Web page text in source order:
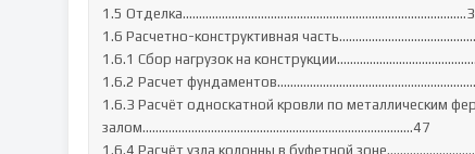
1.5
1.6 Расчетно-конструктивная
1.6.1 Сбор нагрузок на
1.6.2 Расчет
1.6.3 Расчёт односкатной кровли по металлическим
залом……………………………………………………………………..…47
1.6.4 Расчёт узла колонны в буфетной